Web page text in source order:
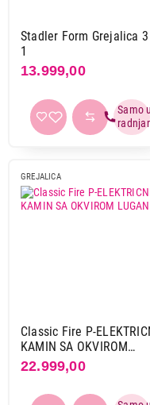
od 1001 w do 2000 w
podna
Stadler Form Grejalica 3
1
13.999,00
GREJALICA
Classic Fire P-
KAMIN SA OKVIROM
LUGANO
22.999,00